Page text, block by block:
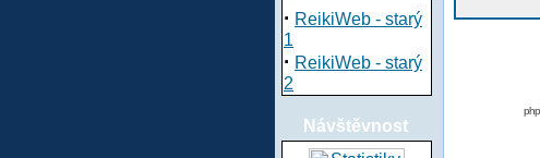
· ReikiWeb - starý
1
· ReikiWeb - starý
2
Návštěvnost